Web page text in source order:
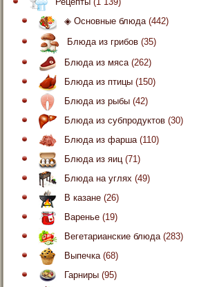
◈ Основные блюда(442)
Блюда из грибов (35)
Блюда из мяса(262)
Блюда из птицы (150)
Блюда из рыбы (42)
Блюда из субпродуктов (30)
Блюда из фарша(110)
Блюда из яиц(71)
Блюда на углях (49)
В казане (26)
Варенье (19)
Вегетарианские блюда(283)
Выпечка(68)
Гарниры (95)